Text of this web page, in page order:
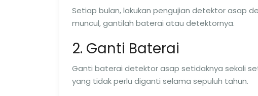
Setiap bulan, lakukan pengujian detektor asap
muncul, gantilah baterai atau detektornya.
2. Ganti Baterai
Ganti baterai detektor asap setidaknya sekali
yang tidak perlu diganti selama sepuluh tahun.